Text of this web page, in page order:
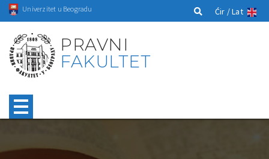
Univerzitet u Beogradu Ćir /Lat
PRAVNI
FAKULTET